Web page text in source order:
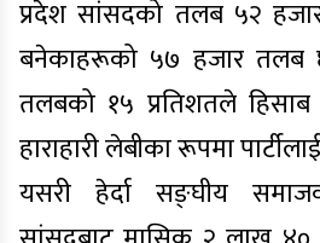
प्रदेश सांसदको तलब ५२
बनेकाहरूको ५७ हजार तलब
तलबको १५ प्रतिशतले हिसाब
हाराहारी लेबीका रूपमा
यसरी हेर्दा सङ्घीय